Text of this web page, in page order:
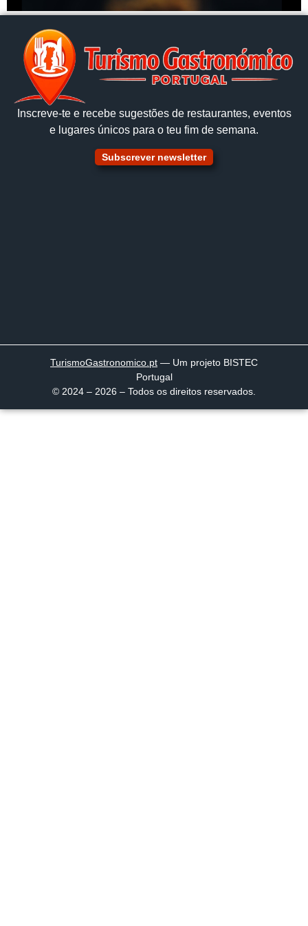
Inscreve‑te e recebe sugestões de restaurantes, eventos
e lugares únicos para o teu fim de semana.
Subscrever newsletter
TurismoGastronomico .pt — Um projeto BISTEC
Portugal
© 2024 – 2026 – Todos os direitos reservados.